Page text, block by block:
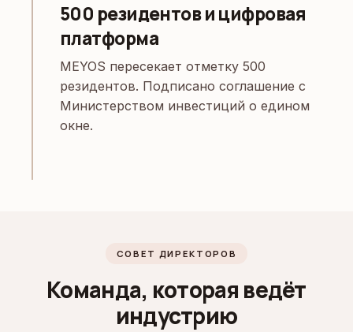
500 резидентов и цифровая
платформа
MEYOS пересекает отметку 500
резидентов. Подписано соглашение с
Министерством инвестиций о едином
окне.
СОВЕТ ДИРЕКТОРОВ
Команда, которая ведёт
индустрию